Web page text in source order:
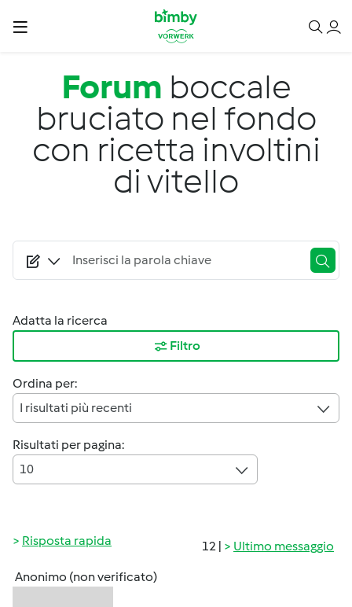
Salta al contenuto principale
Forum boccale
bruciato nel fondo
con ricetta involtini
di vitello
Adatta la ricerca
Filtro
Ordina per:
I risultati più recenti
Risultati per pagina:
10
12 | Ultimo messaggio
Risposta rapida
Anonimo (non verificato)